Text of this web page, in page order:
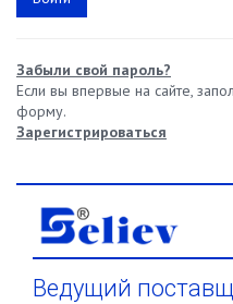
Забыли свой пароль?
Если вы впервые на сайте,
форму.
Зарегистрироваться
Ведущий